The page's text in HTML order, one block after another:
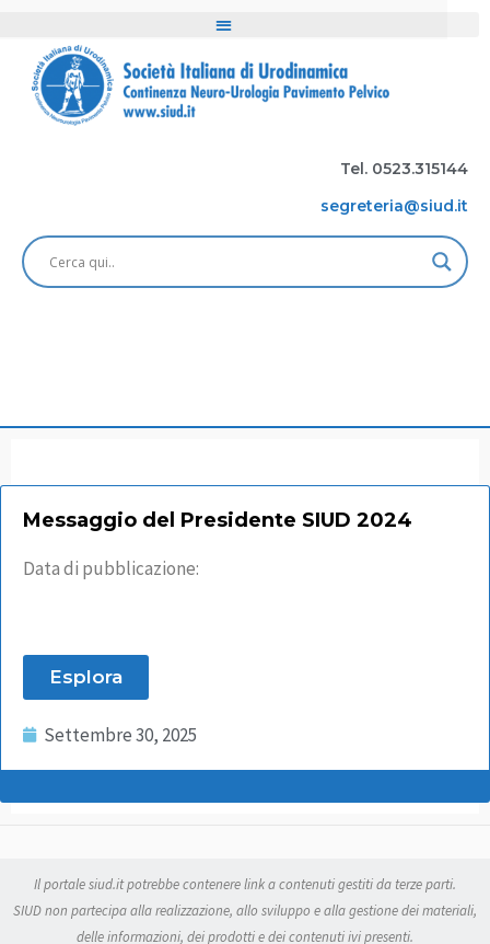
Tel. 0523.315144
segreteria@siud.it
Messaggio del Presidente SIUD 2024
Data di pubblicazione:
Esplora
Settembre 30, 2025
Il portale siud.it potrebbe contenere link a contenuti gestiti da terze parti.
SIUD non partecipa alla realizzazione, allo sviluppo e alla gestione dei materiali,
delle informazioni, dei prodotti e dei contenuti ivi presenti.